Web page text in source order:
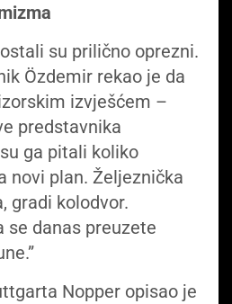
su prilično oprezni.
Özdemir rekao je da
izvješćem –
predstavnika
ga pitali koliko
novi plan. Željeznička
gradi kolodvor.
se danas preuzete
Nopper opisao je